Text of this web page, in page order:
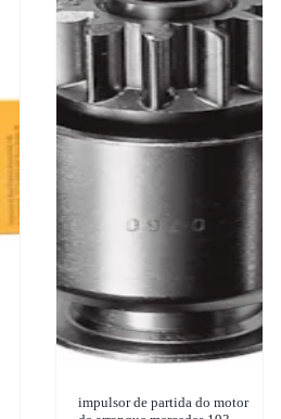
impulsor de partida do motor